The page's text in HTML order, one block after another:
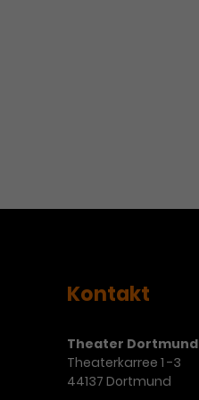
Kontakt
Theater Dortmund
Theaterkarree 1 -3
44137 Dortmund